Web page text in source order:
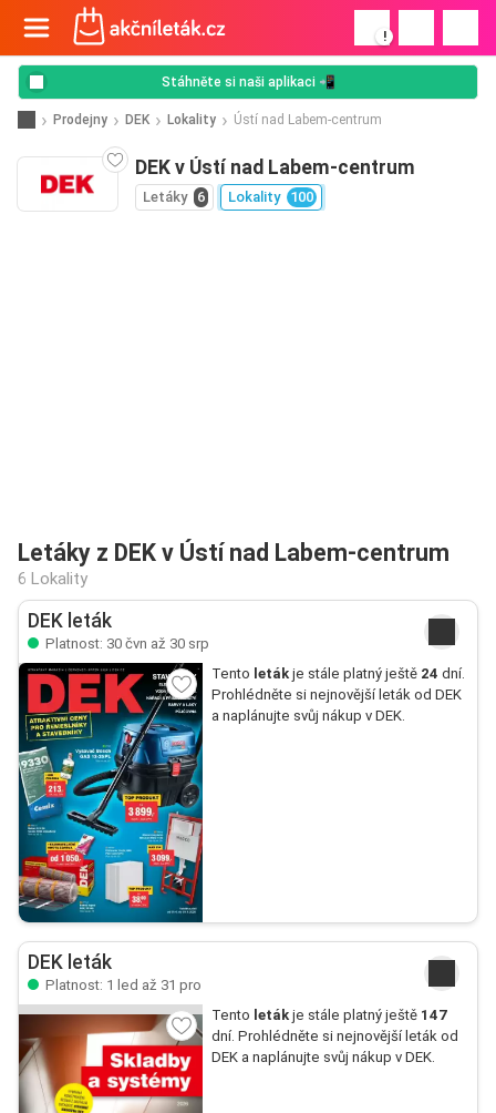
!
Stáhněte si naši aplikaci 📲
Prodejny DEK Lokality Ústí nad Labem-centrum
DEK v Ústí nad Labem-centrum
Letáky 6 Lokality 100
Letáky z DEK v Ústí nad Labem-centrum
6 Lokality
DEK leták
Platnost: 30 čvn až 30 srp
Tento letákje stále platný ještě 24 dní.
Prohlédněte si nejnovější leták od DEK
a naplánujte svůj nákup v DEK.
DEK leták
Platnost: 1 led až 31 pro
Tento letákje stále platný ještě 147
dní. Prohlédněte si nejnovější leták od
DEK a naplánujte svůj nákup v DEK.